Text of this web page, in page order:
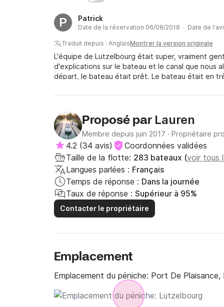
P Patrick
Date de la réservation 06/08/2018 · Date de
Traduit depuis : AnglaisMontrer la version originale
L'équipe de Lutzelbourg était super, vraiment
d'explications sur le bateau et le canal que nous
départ, le bateau était prêt. Le bateau était en
voyage. Le bateau était juste un peu petit pour
Proposé par Lauren
Membre depuis juin 2017 · Propriétaire
4.2 (34 avis)
Coordonnées validées
Taille de la flotte: 283 bateaux (voir tous
Langues parlées : Français
Temps de réponse : Dans la journée
Taux de réponse : Supérieur à 95%
Contacter le propriétaire
Emplacement
Emplacement du péniche: Port De Plaisance,